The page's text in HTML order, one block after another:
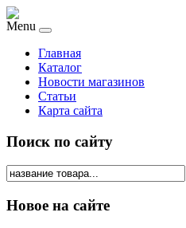
Menu
Главная
Каталог
Новости магазинов
Статьи
Карта сайта
Поиск по сайту
Новое на сайте